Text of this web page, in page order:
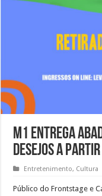
M1 entrega
Desejos a
Entretenimento, Cultura
Público do Frontstage e